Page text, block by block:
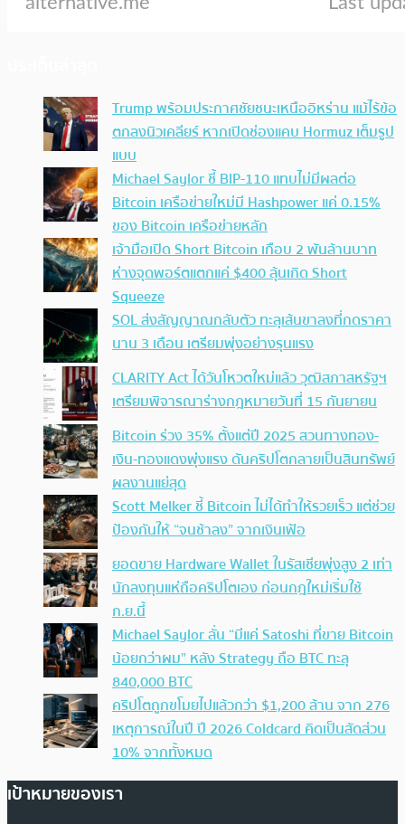
Trump พร้อมประกาศชัยชนะเหนืออิหร่าน แม้ไร้ข้อ
ตกลงนิวเคลียร์ หากเปิดช่องแคบ Hormuz เต็มรูป
แบบ
Michael Saylor ชี้ BIP-110 แทบไม่มีผลต่อ
Bitcoin เครือข่ายใหม่มี Hashpower แค่ 0.15%
ของ Bitcoin เครือข่ายหลัก
เจ้ามือเปิด Short Bitcoin เกือบ 2 พันล้านบาท
ห่างจุดพอร์ตแตกแค่ $400 ลุ้นเกิด Short
Squeeze
SOL ส่งสัญญาณกลับตัว ทะลุเส้นขาลงที่กดราคา
นาน 3 เดือน เตรียมพุ่งอย่างรุนแรง
CLARITY Act ได้วันโหวตใหม่แล้ว วุฒิสภาสหรัฐฯ
เตรียมพิจารณาร่างกฎหมายวันที่ 15 กันยายน
Bitcoin ร่วง 35% ตั้งแต่ปี 2025 สวนทางทอง-
เงิน-ทองแดงพุ่งแรง ดันคริปโตกลายเป็นสินทรัพย์
ผลงานแย่สุด
Scott Melker ชี้ Bitcoin ไม่ได้ทำให้รวยเร็ว แต่ช่วย
ป้องกันให้ “จนช้าลง” จากเงินเฟ้อ
ยอดขาย Hardware Wallet ในรัสเซียพุ่งสูง 2 เท่า
นักลงทุนแห่ถือคริปโตเอง ก่อนกฎใหม่เริ่มใช้
ก.ย.นี้
Michael Saylor ลั่น “มีแค่ Satoshi ที่ขาย Bitcoin
น้อยกว่าผม” หลัง Strategy ถือ BTC ทะลุ
840,000 BTC
คริปโตถูกขโมยไปแล้วกว่า $1,200 ล้าน จาก 276
เหตุการณ์ในปี ปี 2026 Coldcard คิดเป็นสัดส่วน
10% จากทั้งหมด
เป้าหมายของเรา